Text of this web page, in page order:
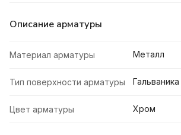
Описание арматуры
Материал арматуры Металл
Тип поверхности арматуры Гальваника
Цвет арматуры Хром